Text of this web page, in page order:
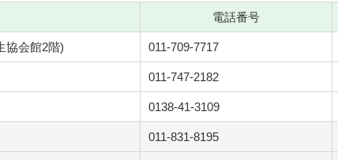
電話番号
協会館2階) 011-709-7717
011-747-2182
0138-41-3109
011-831-8195